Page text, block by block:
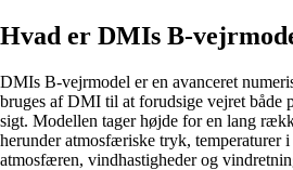
Hvad er DMIs B-
DMIs B-vejrmodel er en avanceret
bruges af DMI til at forudsige vejret både
sigt. Modellen tager højde for en lang
herunder atmosfæriske tryk, temperaturer
atmosfæren, vindhastigheder og